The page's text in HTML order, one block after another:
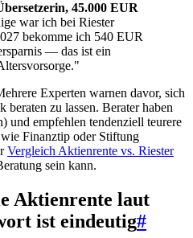
45.000 EUR
war ich bei Riester
bekomme ich 540 EUR
— das ist ein
Experten warnen davor, sich
beraten zu lassen. Berater haben
und empfehlen tendenziell teurere
Finanztip oder Stiftung
Vergleich Aktienrente vs. Riester
sein kann.
Aktienrente laut
ist eindeutig#